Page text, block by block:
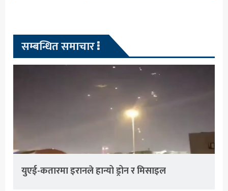
सम्बन्धित समाचार
युएई-कतारमा इरानले हान्यो ड्रोन र मिसाइल